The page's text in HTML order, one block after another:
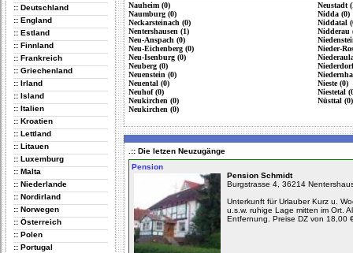
:: Deutschland
:: England
:: Estland
:: Finnland
:: Frankreich
:: Griechenland
:: Irland
:: Island
:: Italien
:: Kroatien
:: Lettland
:: Litauen
:: Luxemburg
:: Malta
:: Niederlande
:: Nordirland
:: Norwegen
:: Österreich
:: Polen
:: Portugal
Nauheim (0)
Naumburg (0)
Neckarsteinach (0)
Nentershausen (1)
Neu-Anspach (0)
Neu-Eichenberg (0)
Neu-Isenburg (0)
Neuberg (0)
Neuenstein (0)
Neuental (0)
Neuhof (0)
Neukirchen (0)
Neukirchen (0)
Neustadt
Nidda (0)
Niddatal
Nidderau
Nieder-
Nieste (0)
Niestetal
Nüsttal (0)
.:: Die letzen Neuzugänge
Pension
Pension Schmidt
Burgstrasse 4, 36214
Unterkunft für Urlauber Kurz u.
u.s.w. ruhige Lage mitten im Ort.
Entfernung. Preise DZ von 18,00